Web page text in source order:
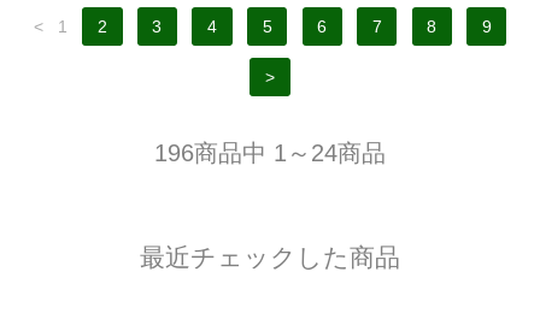
< 1 2 3 4 5 6 7 8 9
>
196商品中 1～24商品
最近チェックした商品